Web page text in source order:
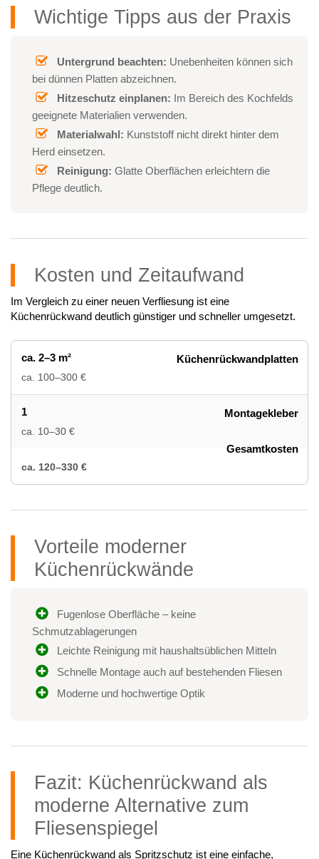
Wichtige Tipps aus der Praxis
Untergrund beachten: Unebenheiten können sich
bei dünnen Platten abzeichnen.
Hitzeschutz einplanen: Im Bereich des Kochfelds
geeignete Materialien verwenden.
Materialwahl: Kunststoff nicht direkt hinter dem
Herd einsetzen.
Reinigung: Glatte Oberflächen erleichtern die
Pflege deutlich.
Kosten und Zeitaufwand
Im Vergleich zu einer neuen Verfliesung ist eine
Küchenrückwand deutlich günstiger und schneller umgesetzt.
ca. 2–3 m² Küchenrückwandplatten
ca. 100–300 €
1 Montagekleber
ca. 10–30 €
Gesamtkosten
ca. 120–330 €
Vorteile moderner
Küchenrückwände
Fugenlose Oberfläche – keine
Schmutzablagerungen
Leichte Reinigung mit haushaltsüblichen Mitteln
Schnelle Montage auch auf bestehenden Fliesen
Moderne und hochwertige Optik
Fazit: Küchenrückwand als
moderne Alternative zum
Fliesenspiegel
Eine Küchenrückwand als Spritzschutz ist eine einfache,